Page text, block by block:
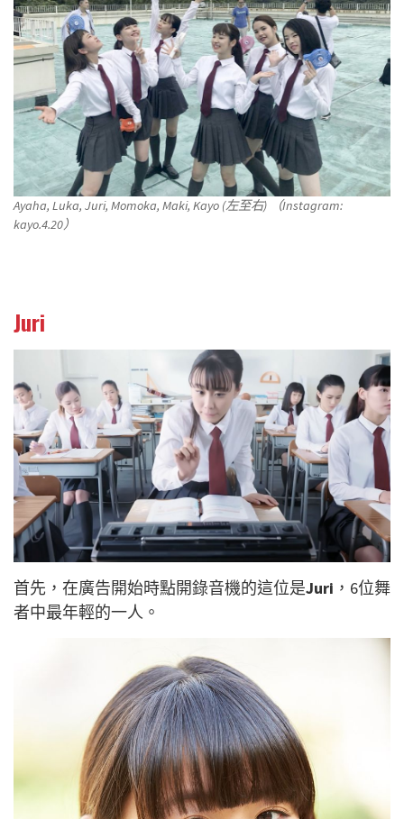
Ayaha, Luka, Juri, Momoka, Maki, Kayo (左至右) （Instagram:
kayo.4.20）
Juri
首先，在廣告開始時點開錄音機的這位是Juri ，6位舞
者中最年輕的一人。